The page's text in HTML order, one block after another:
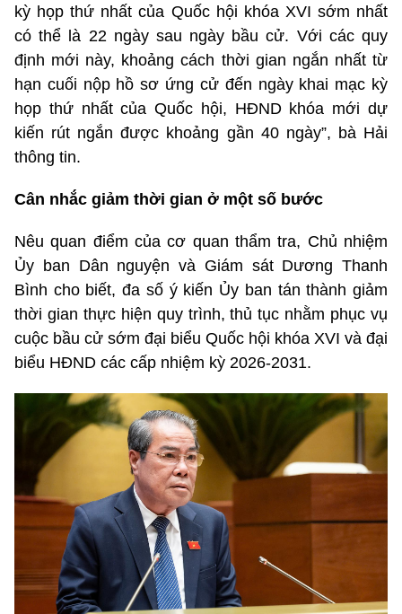
kỳ họp thứ nhất của Quốc hội khóa XVI sớm nhất
có thể là 22 ngày sau ngày bầu cử. Với các quy
định mới này, khoảng cách thời gian ngắn nhất từ
hạn cuối nộp hồ sơ ứng cử đến ngày khai mạc kỳ
họp thứ nhất của Quốc hội, HĐND khóa mới dự
kiến rút ngắn được khoảng gần 40 ngày”, bà Hải
thông tin.
Cân nhắc giảm thời gian ở một số bước
Nêu quan điểm của cơ quan thẩm tra, Chủ nhiệm
Ủy ban Dân nguyện và Giám sát Dương Thanh
Bình cho biết, đa số ý kiến Ủy ban tán thành giảm
thời gian thực hiện quy trình, thủ tục nhằm phục vụ
cuộc bầu cử sớm đại biểu Quốc hội khóa XVI và đại
biểu HĐND các cấp nhiệm kỳ 2026-2031.